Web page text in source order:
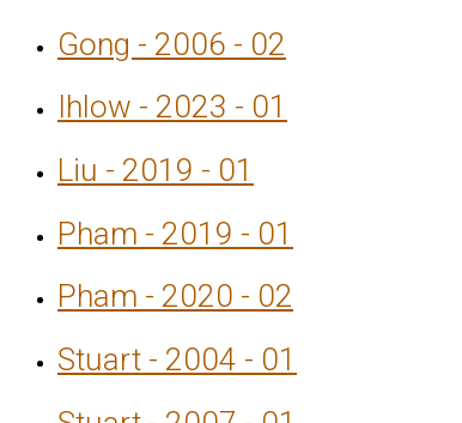
Gong - 2006 - 02
Ihlow - 2023 - 01
Liu - 2019 - 01
Pham - 2019 - 01
Pham - 2020 - 02
Stuart - 2004 - 01